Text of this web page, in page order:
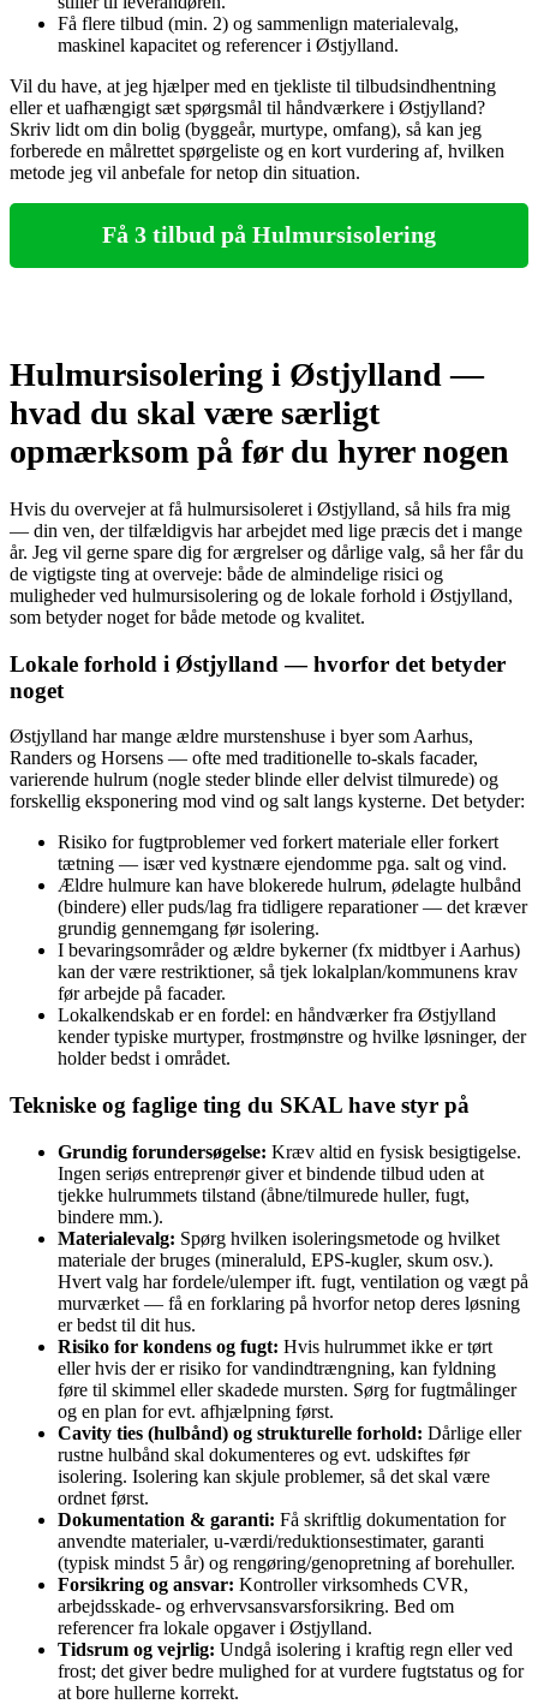
Få flere tilbud (min. 2) og sammenlign materialevalg,
maskinel kapacitet og referencer i Østjylland.
Vil du have, at jeg hjælper med en tjekliste til tilbudsindhentning
eller et uafhængigt sæt spørgsmål til håndværkere i Østjylland?
Skriv lidt om din bolig (byggeår, murtype, omfang), så kan jeg
forberede en målrettet spørgeliste og en kort vurdering af, hvilken
metode jeg vil anbefale for netop din situation.
Få 3 tilbud på Hulmursisolering
Hulmursisolering i Østjylland —
hvad du skal være særligt
opmærksom på før du hyrer nogen
Hvis du overvejer at få hulmursisoleret i Østjylland, så hils fra mig
— din ven, der tilfældigvis har arbejdet med lige præcis det i mange
år. Jeg vil gerne spare dig for ærgrelser og dårlige valg, så her får du
de vigtigste ting at overveje: både de almindelige risici og
muligheder ved hulmursisolering og de lokale forhold i Østjylland,
som betyder noget for både metode og kvalitet.
Lokale forhold i Østjylland — hvorfor det betyder
noget
Østjylland har mange ældre murstenshuse i byer som Aarhus,
Randers og Horsens — ofte med traditionelle to-skals facader,
varierende hulrum (nogle steder blinde eller delvist tilmurede) og
forskellig eksponering mod vind og salt langs kysterne. Det betyder:
Risiko for fugtproblemer ved forkert materiale eller forkert
tætning — især ved kystnære ejendomme pga. salt og vind.
Ældre hulmure kan have blokerede hulrum, ødelagte hulbånd
(bindere) eller puds/lag fra tidligere reparationer — det kræver
grundig gennemgang før isolering.
I bevaringsområder og ældre bykerner (fx midtbyer i Aarhus)
kan der være restriktioner, så tjek lokalplan/kommunens krav
før arbejde på facader.
Lokalkendskab er en fordel: en håndværker fra Østjylland
kender typiske murtyper, frostmønstre og hvilke løsninger, der
holder bedst i området.
Tekniske og faglige ting du SKAL have styr på
Grundig forundersøgelse: Kræv altid en fysisk besigtigelse.
Ingen seriøs entreprenør giver et bindende tilbud uden at
tjekke hulrummets tilstand (åbne/tilmurede huller, fugt,
bindere mm.).
Materialevalg: Spørg hvilken isoleringsmetode og hvilket
materiale der bruges (mineraluld, EPS-kugler, skum osv.).
Hvert valg har fordele/ulemper ift. fugt, ventilation og vægt på
murværket — få en forklaring på hvorfor netop deres løsning
er bedst til dit hus.
Risiko for kondens og fugt: Hvis hulrummet ikke er tørt
eller hvis der er risiko for vandindtrængning, kan fyldning
føre til skimmel eller skadede mursten. Sørg for fugtmålinger
og en plan for evt. afhjælpning først.
Cavity ties (hulbånd) og strukturelle forhold: Dårlige eller
rustne hulbånd skal dokumenteres og evt. udskiftes før
isolering. Isolering kan skjule problemer, så det skal være
ordnet først.
Dokumentation & garanti: Få skriftlig dokumentation for
anvendte materialer, u-værdi/reduktionsestimater, garanti
(typisk mindst 5 år) og rengøring/genopretning af borehuller.
Forsikring og ansvar: Kontroller virksomheds CVR,
arbejdsskade- og erhvervsansvarsforsikring. Bed om
referencer fra lokale opgaver i Østjylland.
Tidsrum og vejrlig: Undgå isolering i kraftig regn eller ved
frost; det giver bedre mulighed for at vurdere fugtstatus og for
at bore hullerne korrekt.